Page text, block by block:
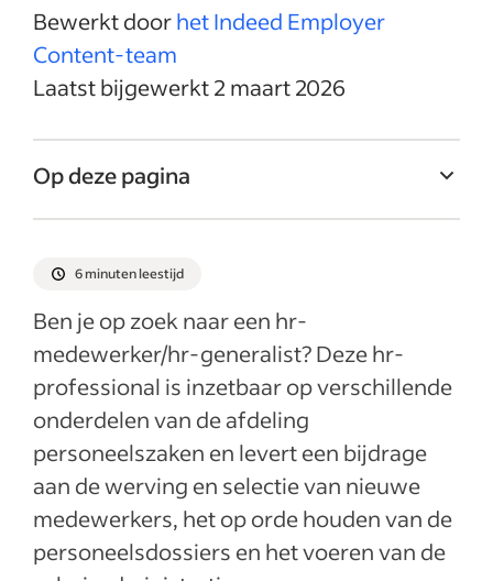
Bewerkt doorhet Indeed Employer
Content-team
Laatst bijgewerkt 2 maart 2026
Op deze pagina
Resources Medewerker (m/v)?
generalist?
Waarom zou je een hr-medewerker/hr-
generalist aannemen?
Wat zijn de belangrijkste bijdragen van een
hr-medewerker/hr-generalist:
Wat zijn je recruitmentbehoeften voor een
hr-medewerker/hr-generalist?
Welke verschillende soorten hr-
6 minuten leestijd
Ben je op zoek naar een hr-
medewerker/hr-generalist? Deze hr-
professional is inzetbaar op verschillende
onderdelen van de afdeling
personeelszaken en levert een bijdrage
aan de werving en selectie van nieuwe
medewerkers, het op orde houden van de
personeelsdossiers en het voeren van de